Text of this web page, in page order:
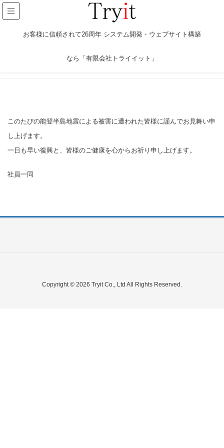
お客様に信頼されて26周年 システム開発・ウェブサイト構築
なら「有限会社トライイット」
このたびの能登半島地震による被害に遭われた皆様に謹んでお見舞い申
し上げます。
一日も早い復興と、皆様のご健康を心からお祈り申し上げます。
社員一同
Copyright © 2026 Tryit Co., Ltd All Rights Reserved.